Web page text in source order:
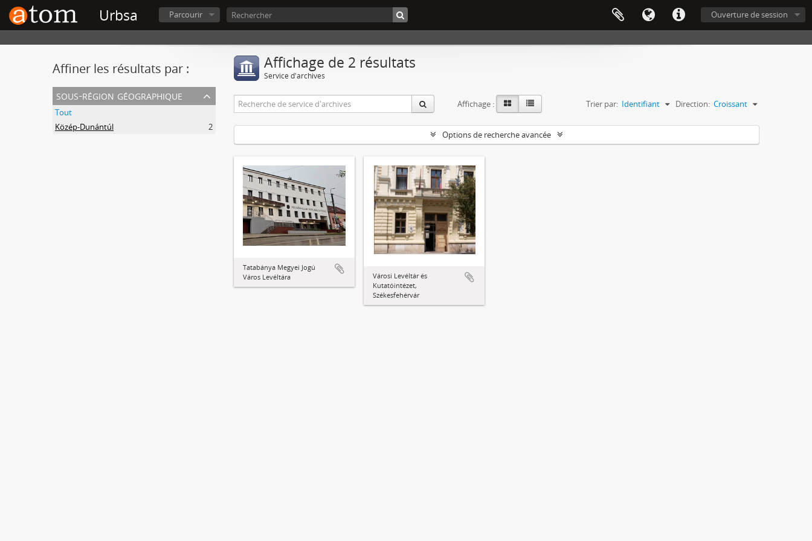
Urbsa Ouverture de session
Parcourir
Affiner les résultats par :
sous-région géographique
Tout
Közép-Dunántúl
2
Affichage de 2 résultats
Service d'archives
Affichage : Trier par: Identifiant Direction: Croissant
Options de recherche avancée
Tatabánya Megyei Jogú
Város Levéltára
Városi Levéltár és
Kutatóintézet,
Székesfehérvár